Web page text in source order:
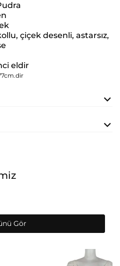
çiçek desenli, astarsız,
eldir
Gör